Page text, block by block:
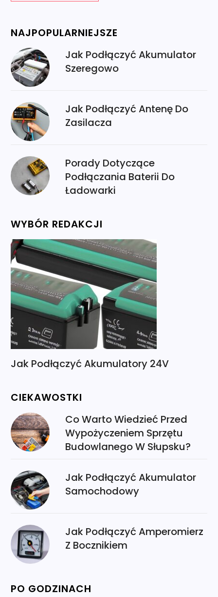
NAJPOPULARNIEJSZE
Jak Podłączyć Akumulator
Szeregowo
Jak Podłączyć Antenę Do
Zasilacza
Porady Dotyczące
Podłączania Baterii Do
Ładowarki
WYBÓR REDAKCJI
Jak Podłączyć Akumulatory 24V
CIEKAWOSTKI
Co Warto Wiedzieć Przed
Wypożyczeniem Sprzętu
Budowlanego W Słupsku?
Jak Podłączyć Akumulator
Samochodowy
Jak Podłączyć Amperomierz
Z Bocznikiem
PO GODZINACH